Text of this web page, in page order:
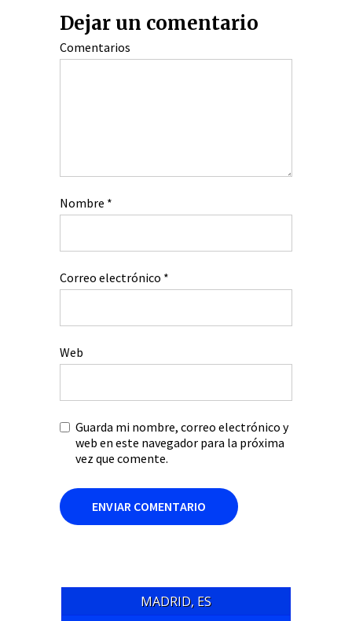
Dejar un comentario
Comentarios
Nombre *
Correo electrónico *
Web
Guarda mi nombre, correo electrónico y
web en este navegador para la próxima
vez que comente.
MADRID, ES